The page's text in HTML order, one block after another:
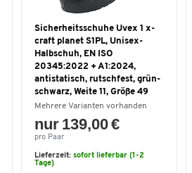
Sicherheitsschuhe Uvex 1 x-
craft planet S1PL, Unisex-
Halbschuh, EN ISO
20345:2022 + A1:2024,
antistatisch, rutschfest, grün-
schwarz, Weite 11, Größe 49
Mehrere Varianten vorhanden
nur 139,00 €
pro Paar
Lieferzeit: sofort lieferbar (1-2
Tage)